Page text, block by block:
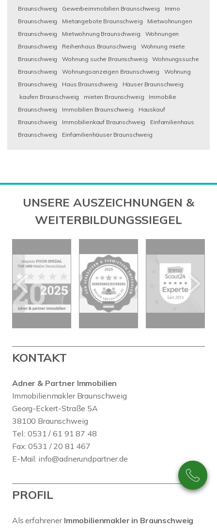
Braunschweig
Gewerbeimmobilien Braunschweig
Immo
Braunschweig
Mietangebote Braunschweig
Mietwohnungen
Braunschweig
Mietwohnung Braunschweig
Wohnungen
Braunschweig
Reihenhaus Braunschweig
Wohnung miete
Braunschweig
Wohnung suche Braunschweig
Wohnungssuche
Braunschweig
Wohnungsanzeigen Braunschweig
Wohnung
Braunschweig
Haus Braunschweig
Häuser Braunschweig
kaufen Braunschweig
mieten Braunschweig
Immobilie
Braunschweig
Immobilien Braunschweig
Hauskauf
Braunschweig
Immobilienkauf Braunschweig
Einfamilienhaus
Braunschweig
Einfamilienhäuser Braunschweig
UNSERE AUSZEICHNUNGEN &
WEITERBILDUNGSSIEGEL
KONTAKT
Adner & Partner Immobilien
Immobilienmakler Braunschweig
Georg-Eckert-Straße 5A
38100 Braunschweig
Tel.: 0531 / 61 91 87 48
Fax: 0531 / 20 81 467
E-Mail: info@adnerundpartner.de
PROFIL
Als erfahrener Immobilienmakler in Braunschweig